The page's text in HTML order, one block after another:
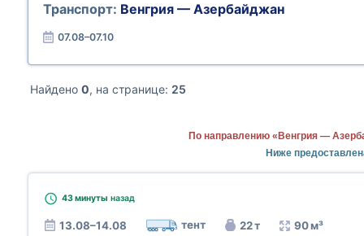
Транспорт: Венгрия — Азербайджан
07.08–07.10
Найдено 0, на странице: 25
По направлению «Венгрия —
Ниже
43 минуты назад
13.08–14.08 тент 22 т 90 м³